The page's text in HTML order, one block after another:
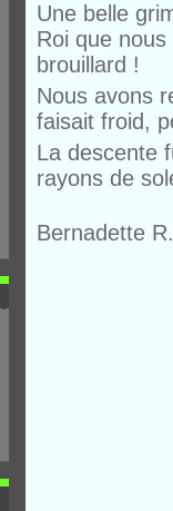
Une belle
Roi que
brouillard !
Nous avons
faisait froid,
La descente
rayons de
Bernadette R.